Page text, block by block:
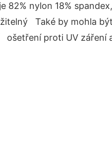
82% nylon 18%
Také by mohla
proti UV záření